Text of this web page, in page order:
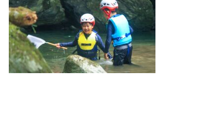
体験・イベント
大川村の暮らしが垣間見える山歩きツアーや、村民の4倍が集う謝肉祭、村
の地形を活かしたアクティビティなど、村で体験できるあれやこれやをご紹
介！
イベント情報